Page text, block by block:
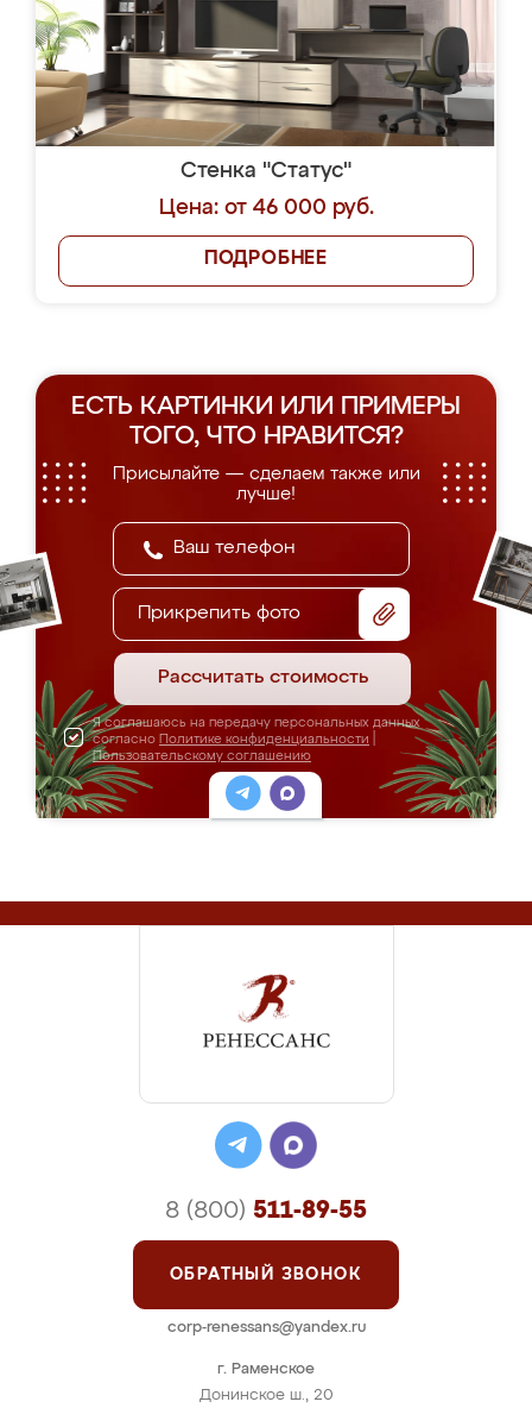
Стенка "Статус"
Цена: от 46 000 руб.
ПОДРОБНЕЕ
ЕСТЬ КАРТИНКИ ИЛИ ПРИМЕРЫ
ТОГО, ЧТО НРАВИТСЯ?
Присылайте — сделаем также или
лучше!
Прикрепить фото
Рассчитать стоимость
Я соглашаюсь на передачу персональных данных
согласно Политике конфиденциальности
Пользовательскому соглашению
г. Раменское
Донинское ш., 20
8 (800) 511-89-55
ОБРАТНЫЙ ЗВОНОК
corp-renessans@yandex.ru